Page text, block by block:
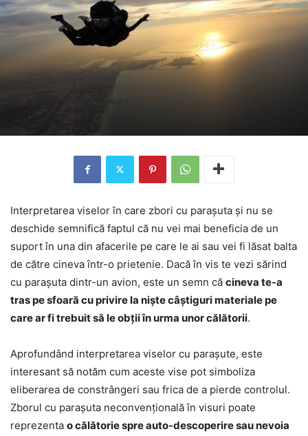
Interpretarea viselor în care zbori cu parașuta și nu se
deschide semnifică faptul că nu vei mai beneficia de un
suport în una din afacerile pe care le ai sau vei fi lăsat balta
de către cineva într-o prietenie. Dacă în vis te vezi sărind
cu parașuta dintr-un avion, este un semn că cineva te-a
tras pe sfoară cu privire la niște câștiguri materiale pe
care ar fi trebuit să le obții în urma unor călătorii.
Aprofundând interpretarea viselor cu parașute, este
interesant să notăm cum aceste vise pot simboliza
eliberarea de constrângeri sau frica de a pierde controlul.
Zborul cu parașuta neconvențională în visuri poate
reprezenta o călătorie spre auto-descoperire sau nevoia